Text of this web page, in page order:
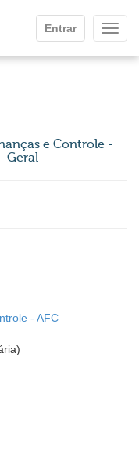
Entrar
e Controle -
Geral
- AFC